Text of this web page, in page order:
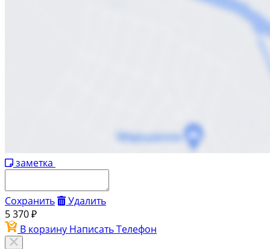
заметка
Сохранить
Удалить
5 370 ₽
В корзину НаписатьТелефон